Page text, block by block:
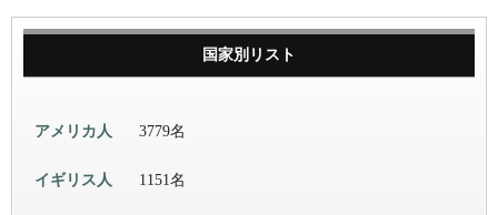
国家別リスト
アメリカ人 3779名
イギリス人 1151名